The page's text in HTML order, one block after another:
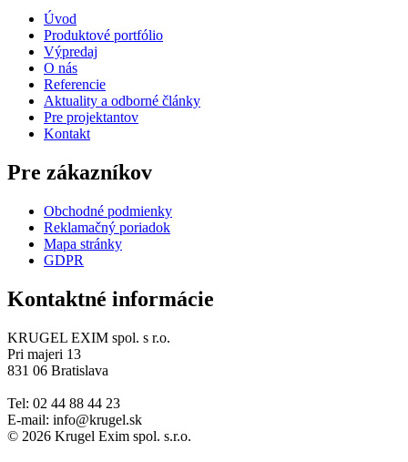
Úvod
Produktové portfólio
Výpredaj
O nás
Referencie
Aktuality a odborné články
Pre projektantov
Kontakt
Pre zákazníkov
Obchodné podmienky
Reklamačný poriadok
Mapa stránky
GDPR
Kontaktné informácie
KRUGEL EXIM spol. s r.o.
Pri majeri 13
831 06 Bratislava
Tel: 02 44 88 44 23
E-mail: info@krugel.sk
© 2026 Krugel Exim spol. s.r.o.